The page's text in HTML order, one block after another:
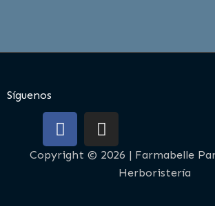
Síguenos
F
a
c
I
n
s
Copyright © 2026 | Farmabelle
Herboristería